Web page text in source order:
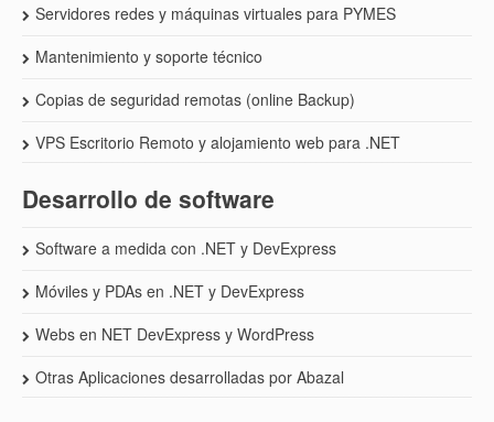
Servidores redes y máquinas virtuales para PYMES
Mantenimiento y soporte técnico
Copias de seguridad remotas (online Backup)
VPS Escritorio Remoto y alojamiento web para .NET
Desarrollo de software
Software a medida con .NET y DevExpress
Móviles y PDAs en .NET y DevExpress
Webs en NET DevExpress y WordPress
Otras Aplicaciones desarrolladas por Abazal